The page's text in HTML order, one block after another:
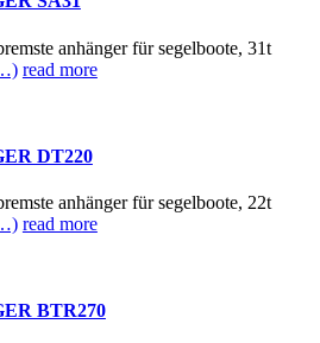
anhänger für segelboote, 31t
read more
DT220
anhänger für segelboote, 22t
read more
BTR270